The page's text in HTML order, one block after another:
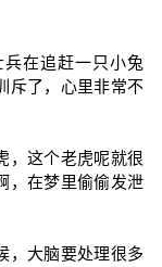
在追赶一只小兔
斥了，心里非常不
，这个老虎呢就很
，在梦里偷偷发泄
，大脑要处理很多